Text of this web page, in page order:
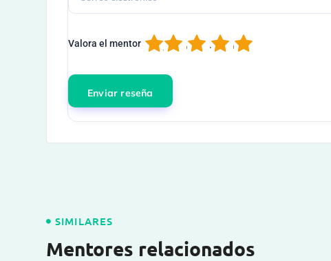
Valora el mentor 5
4
3
2
1
SIMILARES
Mentores relacionados